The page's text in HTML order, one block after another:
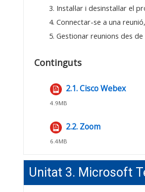
3. Instal·lar i desinstal·lar el
4. Connectar-se a una
5. Gestionar reunions des
Continguts
2.1. Cisco Webex
Fitxer
4.9MB
2.2. Zoom
Fitxer
6.4MB
Unitat 3. Microsoft